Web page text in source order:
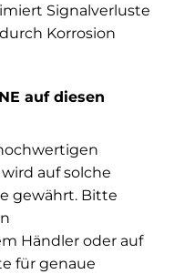
Signalverluste
Korrosion
auf diesen
auf solche
gewährt. Bitte
Händler oder auf
für genaue